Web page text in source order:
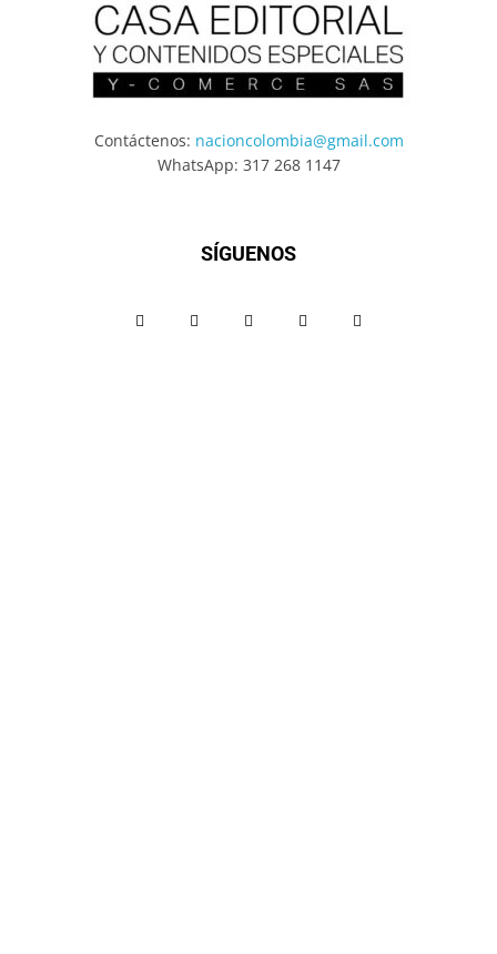
Contáctenos: nacioncolombia@gmail.com
WhatsApp: 317 268 1147
SÍGUENOS